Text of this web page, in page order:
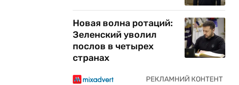
Новая волна ротаций:
Зеленский уволил
послов в четырех
странах